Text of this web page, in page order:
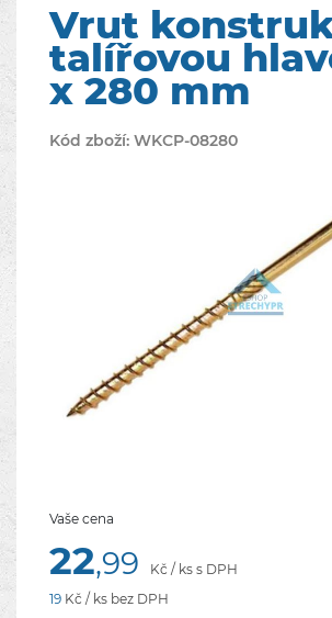
Vrut
talířovou
x 280 mm
Kód zboží: WKCP-08280
Vaše cena
22,99
Kč / ks s DPH
19 Kč / ks bez DPH